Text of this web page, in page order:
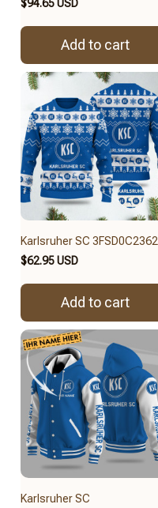
$94.65 USD
Add to cart
Karlsruher SC 3FSD0C2362
$62.95 USD
Add to cart
Karlsruher SC